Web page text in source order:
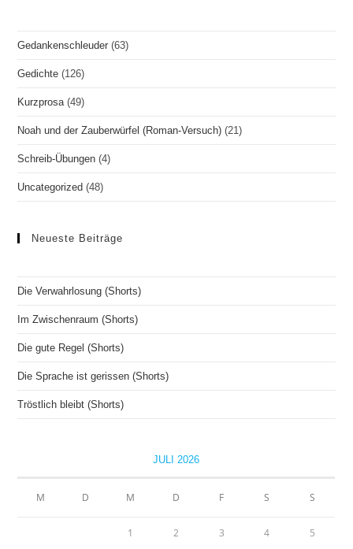
Gedankenschleuder (63)
Gedichte (126)
Kurzprosa (49)
Noah und der Zauberwürfel (Roman-Versuch) (21)
Schreib-Übungen (4)
Uncategorized (48)
Neueste Beiträge
Die Verwahrlosung (Shorts)
Im Zwischenraum (Shorts)
Die gute Regel (Shorts)
Die Sprache ist gerissen (Shorts)
Tröstlich bleibt (Shorts)
JULI 2026
M D M D F S S
1 2 3 4 5